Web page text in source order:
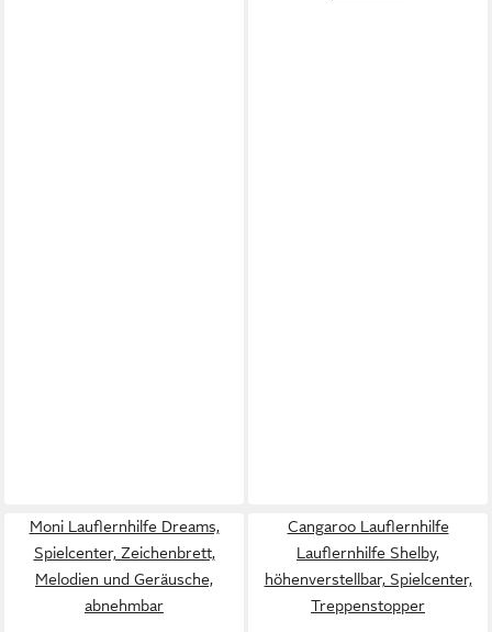
Moni Lauflernhilfe Dreams,
Spielcenter, Zeichenbrett,
Melodien und Geräusche,
abnehmbar
Cangaroo Lauflernhilfe
Lauflernhilfe Shelby,
höhenverstellbar, Spielcenter,
Treppenstopper